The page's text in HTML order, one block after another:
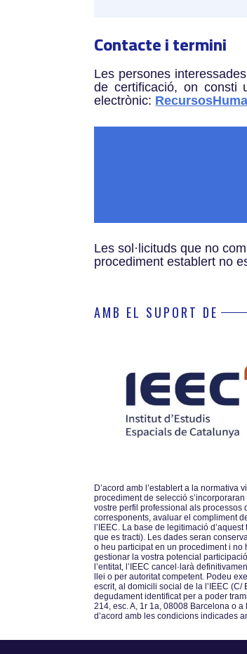
Contacte i termini
Les persones
de certificació, on consti
electrònic:
Les sol·licituds que no
procediment establert no
AMB EL SUPORT DE
Dʼacord amb lʼestablert a la
procediment de selecció
vostre perfil professional als processos
corresponents, avaluar el compliment
lʼIEEC. La base de legitimació
que es tracti). Les dades seran
o heu participat en un procediment i no
gestionar la vostra potencial
lʼentitat, lʼIEEC cancel·larà
llei o per autoritat competent. Podeu
escrit, al domicili social de la lʼIEEC
degudament identificat per a poder
214, esc. A, 1r 1a, 08008 Barcelona o
dʼacord amb les condicions indicades